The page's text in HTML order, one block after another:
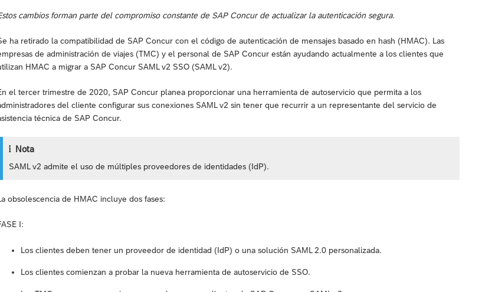
cambios forman parte del compromiso constante de SAP Concur de actualizar la autenticación segura.
ha retirado la compatibilidad de SAP Concur con el código de autenticación de mensajes basado en hash (HMAC). Las
de administración de viajes (TMC) y el personal de SAP Concur están ayudando actualmente a los clientes que
HMAC a migrar a SAP Concur SAML v2 SSO (SAML v2).
el tercer trimestre de 2020, SAP Concur planea proporcionar una herramienta de autoservicio que permita a los
del cliente configurar sus conexiones SAML v2 sin tener que recurrir a un representante del servicio de
técnica de SAP Concur.
Nota
SAML v2 admite el uso de múltiples proveedores de identidades (IdP).
obsolescencia de HMAC incluye dos fases:
I:
Los clientes deben tener un proveedor de identidad (IdP) o una solución SAML 2.0 personalizada.
Los clientes comienzan a probar la nueva herramienta de autoservicio de SSO.